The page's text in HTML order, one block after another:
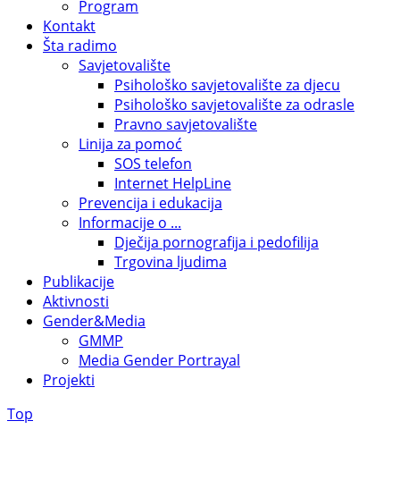
Program
Kontakt
Šta radimo
Savjetovalište
Psihološko savjetovalište za djecu
Psihološko savjetovalište za odrasle
Pravno savjetovalište
Linija za pomoć
SOS telefon
Internet HelpLine
Prevencija i edukacija
Informacije o ...
Dječija pornografija i pedofilija
Trgovina ljudima
Publikacije
Aktivnosti
Gender&Media
GMMP
Media Gender Portrayal
Projekti
Top